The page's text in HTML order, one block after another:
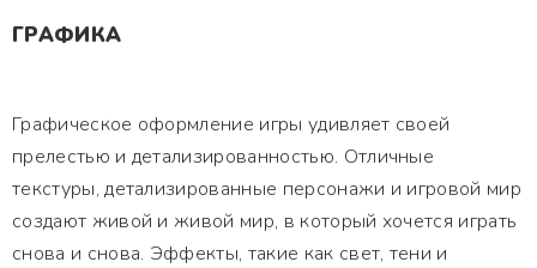
ГРАФИКА
Графическое оформление игры удивляет своей
прелестью и детализированностью. Отличные
текстуры, детализированные персонажи и игровой мир
создают живой и живой мир, в который хочется играть
снова и снова. Эффекты, такие как свет, тени и